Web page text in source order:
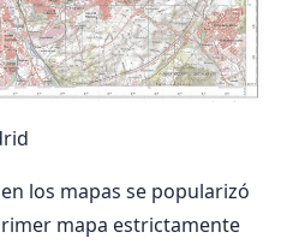
los mapas se popularizó
mapa estrictamente